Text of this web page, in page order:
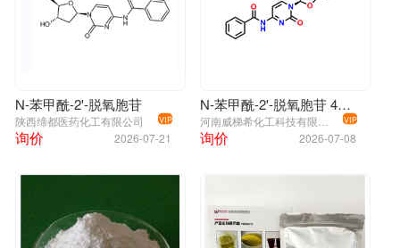
N-苯甲酰-2'-脱氧胞苷
陕西缔都医药化工有限公司 VIP
2026-07-21
询价
N-苯甲酰-2'-脱氧胞苷 4836-13-9
VIP
2026-07-08
询价